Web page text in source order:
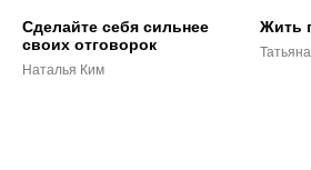
Сделайте себя сильнее
своих отговорок
Наталья Ким
Жить